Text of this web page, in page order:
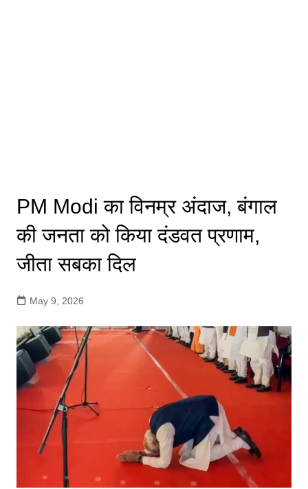
PM Modi का विनम्र अंदाज, बंगाल
की जनता को किया दंडवत प्रणाम,
जीता सबका दिल
May 9, 2026